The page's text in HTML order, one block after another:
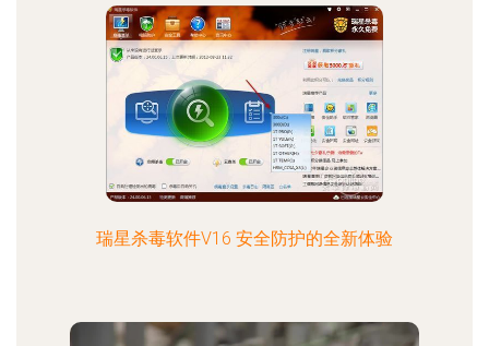
瑞星杀毒软件V16 安全防护的全新体验